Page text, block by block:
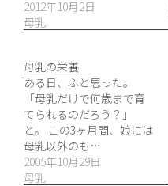
2012年10月2日
母乳
母乳の栄養
ある日、ふと思った。
「母乳だけで何歳まで育
てられるのだろう？」
と。 この3ヶ月間、娘には
母乳以外のも…
2005年10月29日
母乳